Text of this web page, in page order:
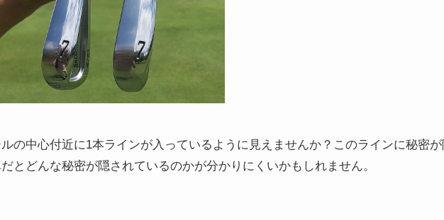
ルの中心付近に1本ラインが入っているように見えませんか？このラインに秘密
とどんな秘密が隠されているのかが分かりにくいかもしれません。